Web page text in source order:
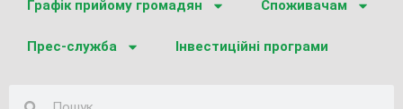
Графік прийому громадян Споживачам
Прес-служба Інвестиційні програми